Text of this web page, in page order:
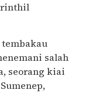
salah
seorang kiai